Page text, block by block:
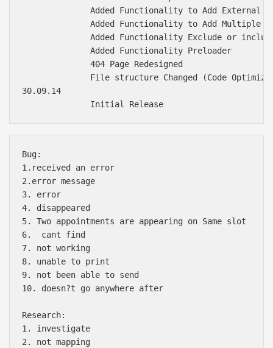
Added Functionality to Add External
Added Functionality to Add Multiple
Added Functionality Exclude or
              Added Functionality Preloader
              404 Page Redesigned
File structure Changed (Code
30.09.14
Bug:
1.received an error
2.error message
3. error
4. disappeared
5. Two appointments are appearing on Same slot
6.  cant find
7. not working
8. unable to print
9. not been able to send
10. doesn?t go anywhere after
Research:
1. investigate
2. not mapping